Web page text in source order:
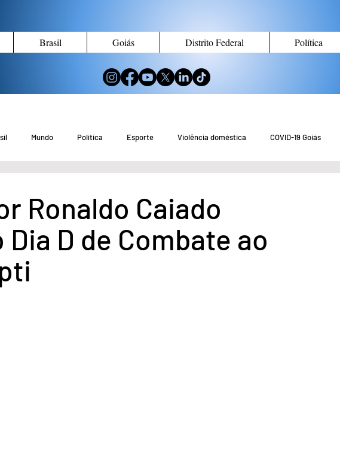
Brasil Goiás Distrito Federal Política
Mundo Política Esporte Violência doméstica COVID-19 Goiás
Educação Meio Ambiente Tecnologia Economia
Ronaldo Caiado
D de Combate ao